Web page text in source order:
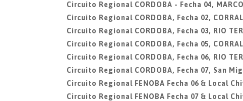
Circuito Regional CORDOBA - Fecha 04,
Circuito Regional CORDOBA, Fecha 02, CORRAL
Circuito Regional CORDOBA, Fecha 03, RIO
Circuito Regional CORDOBA, Fecha 05, CORRAL
Circuito Regional CORDOBA, Fecha 06, RIO
Circuito Regional CORDOBA, Fecha 07, San
Circuito Regional FENOBA Fecha 06 & Local
Circuito Regional FENOBA Fecha 07 & Local